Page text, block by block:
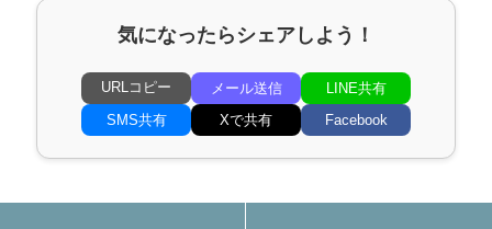
気になったらシェアしよう！
URLコピー メール送信
LINE共有
SMS共有
Xで共有 Facebook